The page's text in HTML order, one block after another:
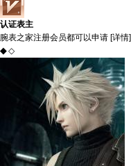
认证表主
腕表之家注册会员都可以申请 [详情]
◆ ◇